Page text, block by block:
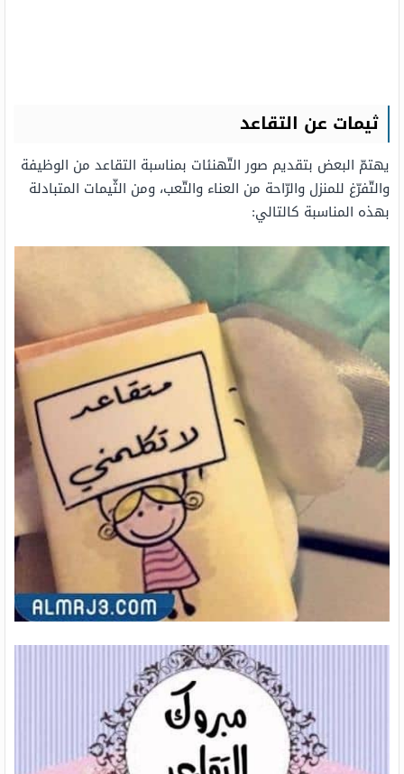
ثيمات عن التقاعد
يهتمّ البعض بتقديم صور التّهنئات بمناسبة التقاعد من الوظيفة
والتّفرّغ للمنزل والرّاحة من العناء والتّعب، ومن الثّيمات المتبادلة
بهذه المناسبة كالتالي: